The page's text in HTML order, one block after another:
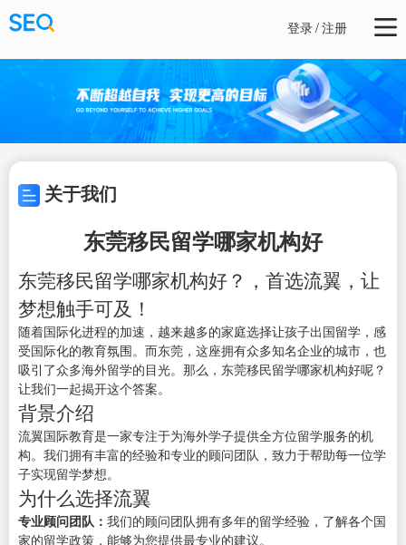
登录/注册
关于我们
东莞移民留学哪家机构好
东莞移民留学哪家机构好？，首选流翼，让
梦想触手可及！
随着国际化进程的加速，越来越多的家庭选择让孩子出国留学，感
受国际化的教育氛围。而东莞，这座拥有众多知名企业的城市，也
吸引了众多海外留学的目光。那么，东莞移民留学哪家机构好呢？
让我们一起揭开这个答案。
背景介绍
流翼国际教育是一家专注于为海外学子提供全方位留学服务的机
构。我们拥有丰富的经验和专业的顾问团队，致力于帮助每一位学
子实现留学梦想。
为什么选择流翼
专业顾问团队： 我们的顾问团队拥有多年的留学经验，了解各个国
家的留学政策，能够为您提供最专业的建议。